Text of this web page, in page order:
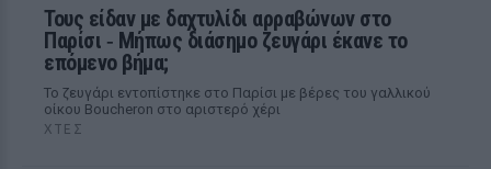
Τους είδαν με δαχτυλίδι αρραβώνων στο
Παρίσι ‑ Μήπως διάσημο ζευγάρι έκανε το
επόμενο βήμα;
Το ζευγάρι εντοπίστηκε στο Παρίσι με βέρες του γαλλικού
οίκου Boucheron στο αριστερό χέρι
ΧΤΕΣ